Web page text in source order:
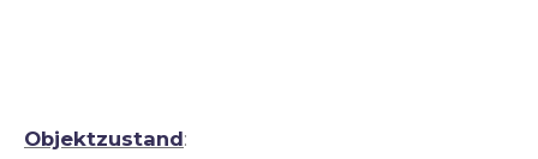
Objektzustand: